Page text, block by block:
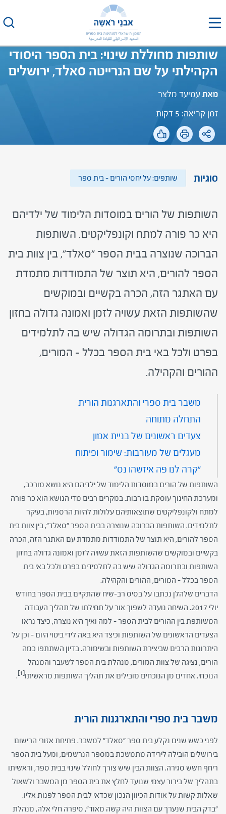
שותפות מחוללת שינוי: בית הספר היסודי
הקהילתי על שם הנרייטה סאלד, ירושלים
מאתעמיעד מלצר
זמן קריאה: 5 דקות
סוגיות שותפים: על יחסי הורים – בית ספר
השותפות של הורים במוסדות הלימוד של ילדיהם
היא כר פורה למתח וקונפליקטים. השותפות
הברוכה שנוצרה בבית הספר "סאלד", בין צוות בית
הספר להורים, היא תוצר של התמודדות מתמדת
עם האתגר הזה, הכרה בקשיים ובמוקשים
שהשותפות הזאת עשויה לזמן ואמונה גדולה בחזון
השותפות ובתרומה הגדולה שיש בה לתלמידים
בפרט ולכל באי בית הספר בכלל – המורים,
ההורים והקהילה.
משבר בית ספרי והתארגנות הורית
התחלה מתוחה
צעדים ראשונים של בניית אמון
מעגלים של מעורבות: שימור ופיתוח
"קרה לנו פה איזשהו נס"
השותפות של הורים במוסדות הלימוד של ילדיהם היא נושא מורכב,
ומערכת החינוך עוסקת בו רבות. במקרים רבים מדי הנושא הוא כר פורה
למתח ולקונפליקטים שתוצאותיהם עלולות להיות הרסניות, בעיקר
לתלמידים. השותפות הברוכה שנוצרה בבית הספר "סאלד", בין צוות בית
הספר להורים, היא תוצר של התמודדות מתמדת עם האתגר הזה, הכרה
בקשיים ובמוקשים שהשותפות הזאת עשויה לזמן ואמונה גדולה בחזון
השותפות ובתרומה הגדולה שיש בה לתלמידים בפרט ולכל באי בית
הספר בכלל – המורים, ההורים והקהילה.
הדברים שלהלן נכתבו על בסיס רב-שיח שהתקיים בבית הספר בחודש
יולי 2017. השיחה נועדה לשפוך אור על תחילתו של תהליך העבודה
המשותפת בין ההורים לבית הספר – למה ואיך היא נוצרה, כיצד נראו
הצעדים הראשונים של השותפות וכיצד היא באה לידי ביטוי היום – וכן על
היתרונות הרבים שביצירת השותפות ובשימורה. בדיון השתתפו כמה
הורים, נציגה של צוות המורים, מנהלת בית הספר לשעבר והמנהל
הנוכחי. אחדים מן הנוכחים מובילים את תהליך השותפות מראשיתו[1]
.
משבר בית ספרי והתארגנות הורית
לפני כשש שנים נקלע בית ספר "סאלד" למשבר. פתיחת אזורי הרישום
בירושלים הובילה לירידה מתמשכת במספר הנרשמים, ומעל בית הספר
ריחף חשש סגירה. הצוות הבין שיש צורך לחולל שינוי בבית ספר, וראשיתו
בתהליך של בירור עצמי שנועד לחלץ את בית הספר מן המשבר ולשאול
שאלות קשות על אודות הכיוון הנכון שכדאי לבית הספר לפנות אליו.
"בדק הבית שנערך עם הצוות היה קשה מאוד", סיפרה חלי אלה, מנהלת